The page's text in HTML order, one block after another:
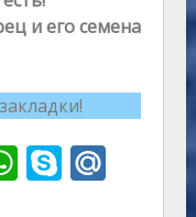
и его семена
W S M